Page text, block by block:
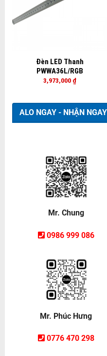
Đèn LED Thanh
PWWA36L/RGB
3,973,000 ₫
ALO NGAY - NHẬN
Mr. Chung
0986 999 086
Mr. Phúc Hưng
0776 470 298